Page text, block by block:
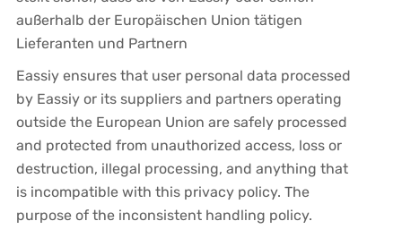
außerhalb der Europäischen Union tätigen
Lieferanten und Partnern
Eassiy ensures that user personal data processed
by Eassiy or its suppliers and partners operating
outside the European Union are safely processed
and protected from unauthorized access, loss or
destruction, illegal processing, and anything that
is incompatible with this privacy policy. The
purpose of the inconsistent handling policy.